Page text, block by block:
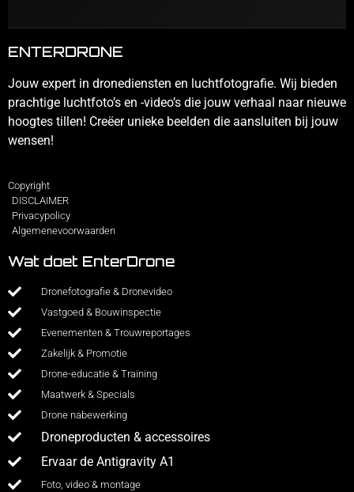
ENTERDRONE
Jouw expert in dronediensten en luchtfotografie. Wij bieden
prachtige luchtfoto’s en -video’s die jouw verhaal naar nieuwe
hoogtes tillen! Creëer unieke beelden die aansluiten bij jouw
wensen!
Copyright
DISCLAIMER
Privacypolicy
Algemenevoorwaarden
Wat doet EnterDrone
Dronefotografie & Dronevideo
Vastgoed & Bouwinspectie
Evenementen & Trouwreportages
Zakelijk & Promotie
Drone-educatie & Training
Maatwerk & Specials
Drone nabewerking
Droneproducten & accessoires
Ervaar de Antigravity A1
Foto, video & montage